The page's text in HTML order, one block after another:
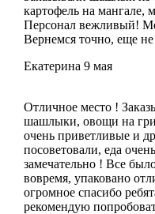
картофель на мангале,
Персонал вежливый!
Вернемся точно, еще
Екатерина 9 мая
Отличное место !
шашлыки, овощи на
очень приветливые и
посоветовали, еда
замечательно ! Все
вовремя, упаковано
огромное спасибо
рекомендую